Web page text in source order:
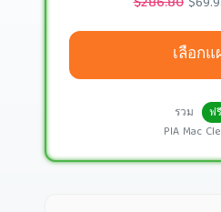
เลือก
รวม ฟรี
PIA Mac